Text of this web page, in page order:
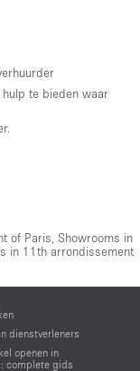
te bieden waar
of Paris Showrooms in
in 11th arrondissement
dienstverleners
openen in
complete gids